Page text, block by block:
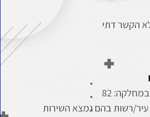
הקשר דתי
82
עיר/רשות בהם נמצא השירות